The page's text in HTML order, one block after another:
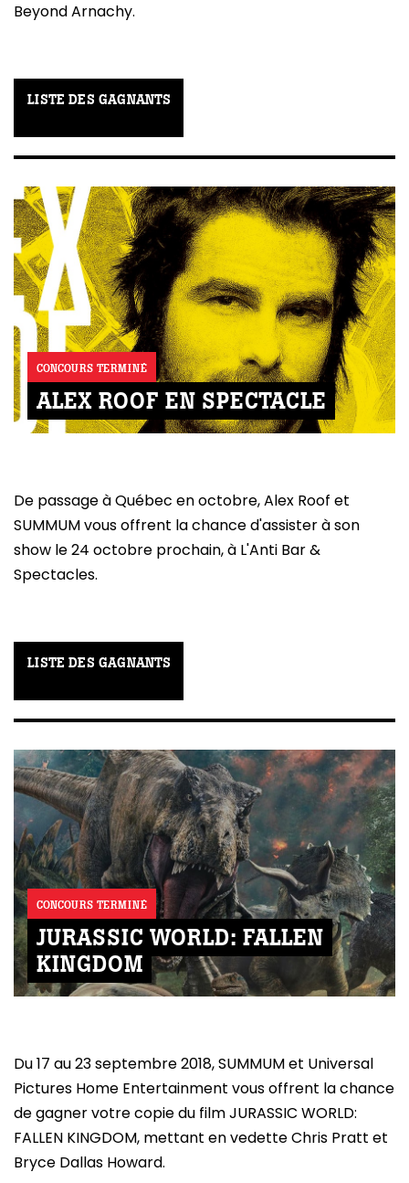
Beyond Arnachy.
LISTE DES GAGNANTS
CONCOURS TERMINÉ
ALEX ROOF EN SPECTACLE
De passage à Québec en octobre, Alex Roof et
SUMMUM vous offrent la chance d'assister à son
show le 24 octobre prochain, à L'Anti Bar &
Spectacles.
LISTE DES GAGNANTS
CONCOURS TERMINÉ
JURASSIC WORLD: FALLEN
KINGDOM
Du 17 au 23 septembre 2018, SUMMUM et Universal
Pictures Home Entertainment vous offrent la chance
de gagner votre copie du film JURASSIC WORLD:
FALLEN KINGDOM, mettant en vedette Chris Pratt et
Bryce Dallas Howard.